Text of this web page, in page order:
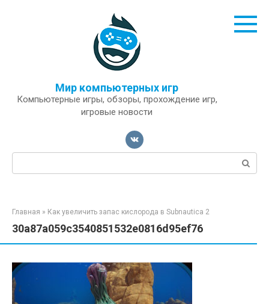
Мир компьютерных игр
Компьютерные игры, обзоры, прохождение игр,
игровые новости
Поиск:
Главная » Как увеличить запас кислорода в Subnautica 2
30a87a059c3540851532e0816d95ef76